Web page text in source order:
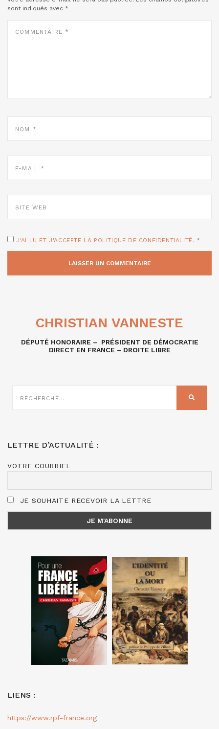
sont indiqués avec *
COMMENTAIRE
NOM
E-
MAIL
SITE
WEB
J'AI LU ET J'ACCEPTE LA POLITIQUE DE CONFIDENTIALITÉ. *
CHRISTIAN VANNESTE
DÉPUTÉ HONORAIRE – PRÉSIDENT DE DÉMOCRATIE
DIRECT EN FRANCE – DROITE LIBRE
RECHERCHE
SUR
LETTRE D’ACTUALITÉ :
VOTRE COURRIEL
JE SOUHAITE RECEVOIR LA LETTRE
LIENS :
https://www.rpf-france.org